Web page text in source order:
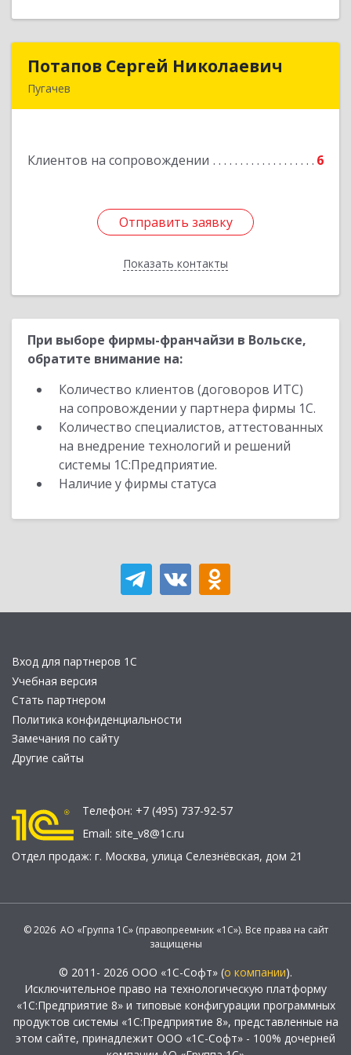
Потапов Сергей Николаевич
Пугачев
Клиентов на сопровождении 6
Отправить заявку
Показать контакты
Потапов Сергей Николаевич
Отправить заявку
Назад
При выборе фирмы-франчайзи в Вольске,
обратите внимание на:
Количество клиентов (договоров ИТС)
на сопровождении у партнера фирмы 1С.
Количество специалистов, аттестованных
на внедрение технологий и решений
системы 1С:Предприятие.
Наличие у фирмы статуса
Вход для партнеров 1С
Учебная версия
Стать партнером
Политика конфиденциальности
Замечания по сайту
Другие сайты
Телефон: +7 (495) 737-92-57
Email: site_v8@1c.ru
Отдел продаж: г. Москва, улица Селезнёвская, дом 21
© 2026 АО «Группа 1С» (правопреемник «1С»). Все права на сайт
защищены
© 2011- 2026 ООО «1С-Софт» (о компании).
Исключительное право на технологическую платформу
«1С:Предприятие 8» и типовые конфигурации программных
продуктов системы «1С:Предприятие 8», представленные на
этом сайте, принадлежит ООО «1С-Софт» - 100% дочерней